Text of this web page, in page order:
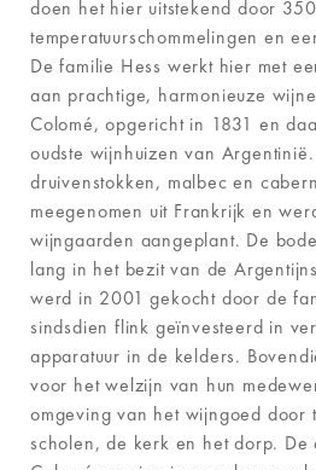
doen het hier uitstekend door
temperatuurschommelingen en
De familie Hess werkt hier met
aan prachtige, harmonieuze
Colomé, opgericht in 1831 en
oudste wijnhuizen van
druivenstokken, malbec en
meegenomen uit Frankrijk en
wijngaarden aangeplant. De
lang in het bezit van de
werd in 2001 gekocht door de
sindsdien flink geïnvesteerd in
apparatuur in de kelders.
voor het welzijn van hun
omgeving van het wijngoed door
scholen, de kerk en het dorp. De